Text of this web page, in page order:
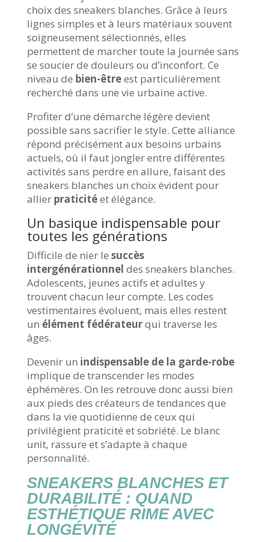
choix des sneakers blanches. Grâce à leurs
lignes simples et à leurs matériaux souvent
soigneusement sélectionnés, elles
permettent de marcher toute la journée sans
se soucier de douleurs ou d’inconfort. Ce
niveau de bien-êtreest particulièrement
recherché dans une vie urbaine active.
Profiter d’une démarche légère devient
possible sans sacrifier le style. Cette alliance
répond précisément aux besoins urbains
actuels, où il faut jongler entre différentes
activités sans perdre en allure, faisant des
sneakers blanches un choix évident pour
allier praticitéet élégance.
Un basique indispensable pour
toutes les générations
Difficile de nier le succès
intergénérationnel des sneakers blanches.
Adolescents, jeunes actifs et adultes y
trouvent chacun leur compte. Les codes
vestimentaires évoluent, mais elles restent
un élément fédérateurqui traverse les
âges.
Devenir un indispensable de la garde-robe
implique de transcender les modes
éphémères. On les retrouve donc aussi bien
aux pieds des créateurs de tendances que
dans la vie quotidienne de ceux qui
privilégient praticité et sobriété. Le blanc
unit, rassure et s’adapte à chaque
personnalité.
SNEAKERS BLANCHES ET
DURABILITÉ : QUAND
ESTHÉTIQUE RIME AVEC
LONGÉVITÉ